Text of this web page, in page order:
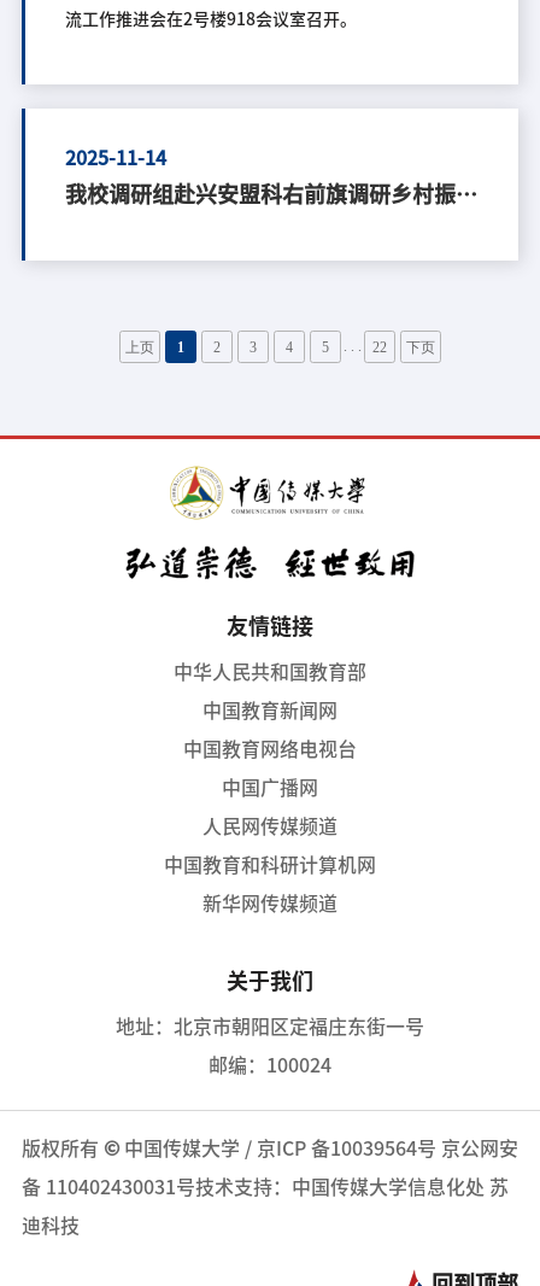
流工作推进会在2号楼918会议室召开。
2025-11-14
我校调研组赴兴安盟科右前旗调研乡村振兴
上页 1 2 3 4 5 . . . 22 下页
友情链接
中华人民共和国教育部
中国教育新闻网
中国教育网络电视台
中国广播网
人民网传媒频道
中国教育和科研计算机网
新华网传媒频道
关于我们
地址：北京市朝阳区定福庄东街一号
邮编：100024
版权所有 © 中国传媒大学 / 京ICP 备10039564号 京公网安
备 110402430031号技术支持：中国传媒大学信息化处 苏
迪科技